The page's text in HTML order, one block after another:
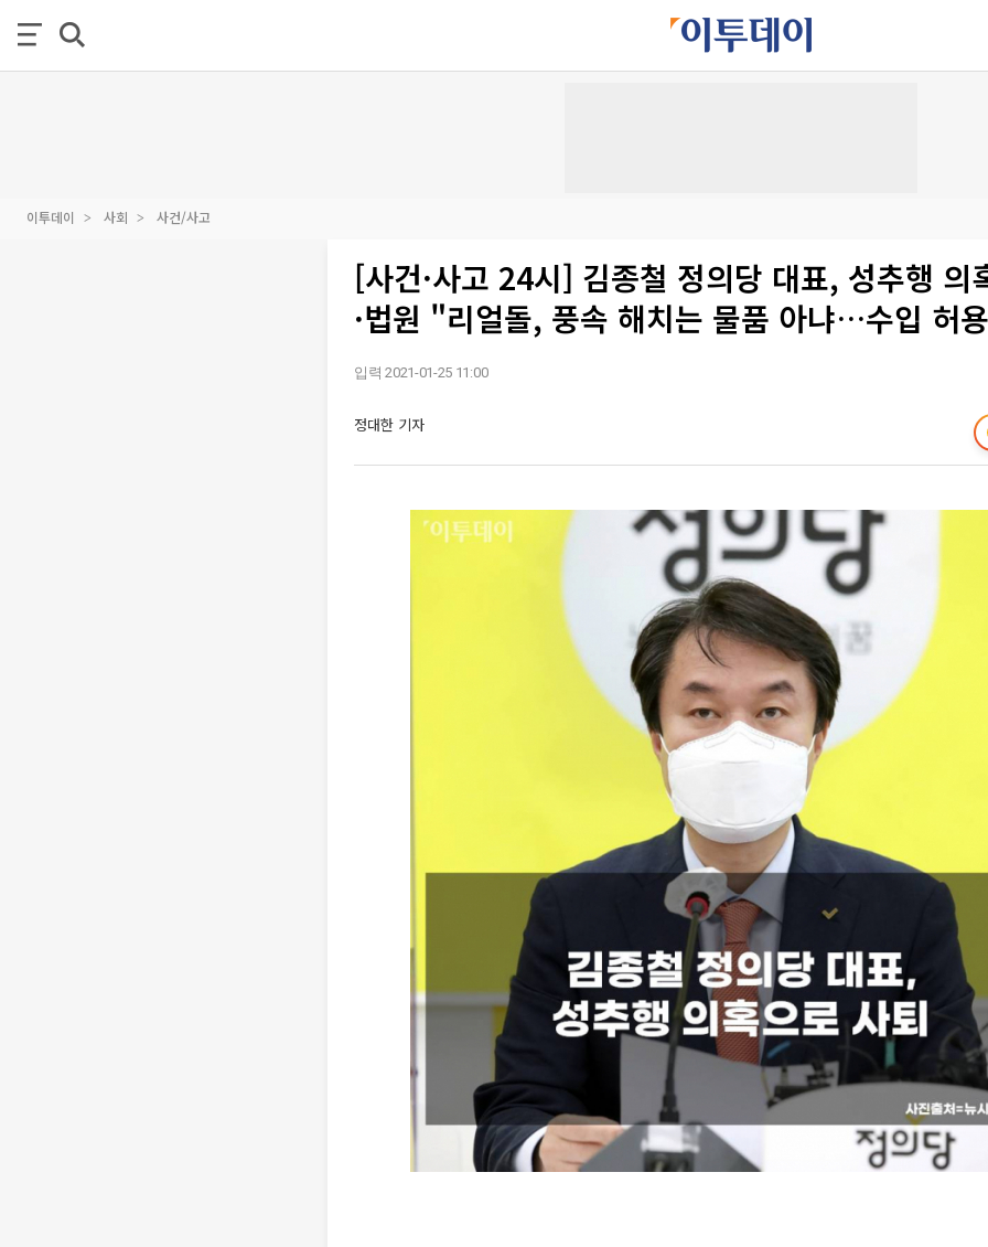
이투데이 사회 사건/사고
[사건·사고 24시] 김종철 정의당 대표, 성추행 의
·법원 "리얼돌, 풍속 해치는 물품 아냐…수입 허
입력 2021-01-25 11:00
정대한 기자